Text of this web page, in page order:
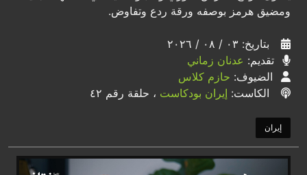
ومضيق هرمز بوصفه ورقة ردع وتفاوض.
بتاريخ: ٠٣ / ٠٨ / ٢٠٢٦
تقديم: عدنان زماني
الضيوف: حازم كلاس
الكاست: إيران بودكاست ، حلقة رقم ٤٢
إيران